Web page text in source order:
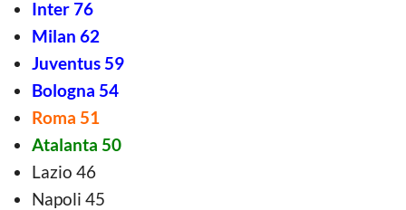
Inter 76
Milan 62
Juventus 59
Bologna 54
Roma 51
Atalanta 50
Lazio 46
Napoli 45